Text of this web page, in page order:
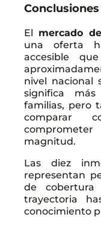
Conclusiones
El mercado
una oferta
accesible
nivel nacional
significa
familias, pero
comparar
magnitud.
Las diez
representan
de cobertura
trayectoria
conocimiento